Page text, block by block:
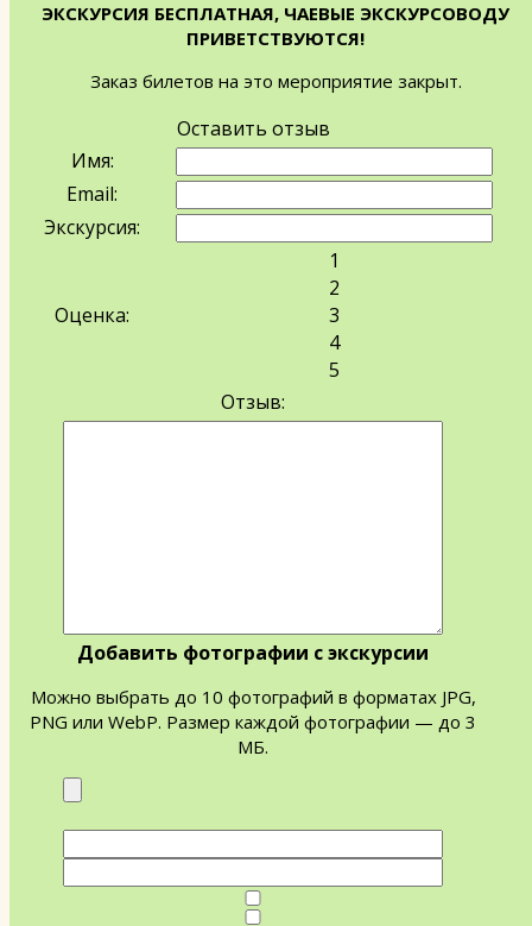
ЭКСКУРСИЯ БЕСПЛАТНАЯ, ЧАЕВЫЕ ЭКСКУРСОВОДУ
ПРИВЕТСТВУЮТСЯ!
Заказ билетов на это мероприятие закрыт.
Оставить отзыв
Имя:
Email:
Экскурсия:
Оценка:
1
2
3
4
5
Отзыв:
Добавить фотографии с экскурсии
Можно выбрать до 10 фотографий в форматах JPG,
PNG или WebP. Размер каждой фотографии — до 3
МБ.